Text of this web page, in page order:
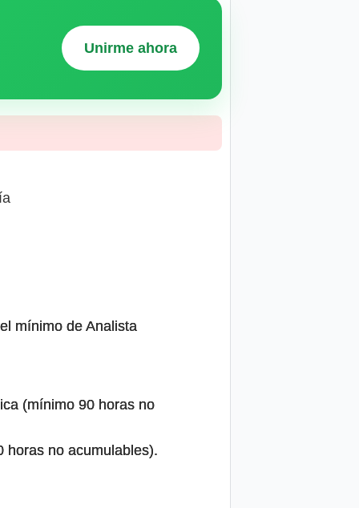
Unirme ahora
mínimo de Analista
(mínimo 90 horas no
horas no acumulables).